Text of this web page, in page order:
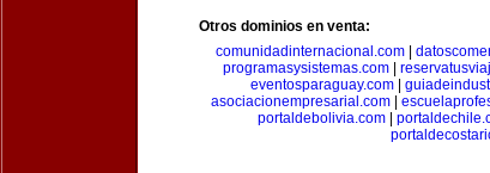
Otros dominios en venta:
comunidadinternacional.com
programasysistemas.com
eventosparaguay.com
asociacionempresarial.com|
portaldebolivia.com|